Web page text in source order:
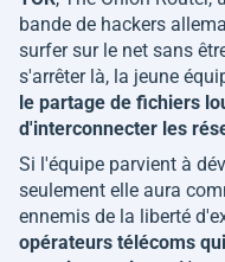
bande de hackers
surfer sur le net sans
s'arrêter là, la jeune
le partage de fichiers
d'interconnecter les
Si l'équipe parvient à
seulement elle aura
ennemis de la liberté
opérateurs télécoms